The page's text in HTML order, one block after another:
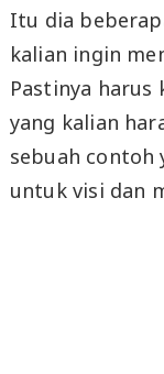
Itu dia
kalian ingin
Pastinya harus
yang kalian
sebuah contoh
untuk visi dan